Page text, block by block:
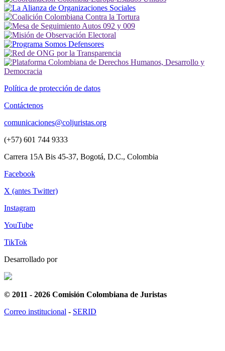
Política de protección de datos
Contáctenos
comunicaciones@coljuristas.org
(+57) 601 744 9333
Carrera 15A Bis 45-37, Bogotá, D.C., Colombia
Facebook
X (antes Twitter)
Instagram
YouTube
TikTok
Desarrollado por
© 2011 - 2026 Comisión Colombiana de Juristas
Correo institucional - SERID